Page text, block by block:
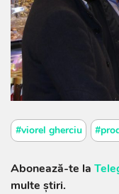
#viorel gherciu
Abonează-te la
multe știri.